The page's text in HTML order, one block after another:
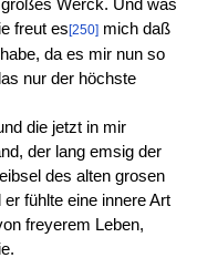
Werck. Und was
freut es[250]mich daß
da es mir nun so
nur der höchste
die jetzt in mir
der lang emsig der
des alten grosen
fühlte eine innere Art
freyerem Leben,